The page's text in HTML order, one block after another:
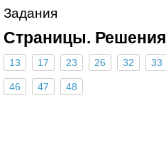
Задания
Страницы. Решения
13 17 23 26 32 33
46 47 48